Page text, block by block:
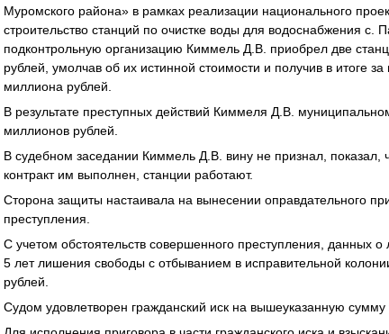
Муромского района» в рамках реализации национального
строительство станций по очистке воды для водоснабжения
подконтрольную организацию Киммель Д.В. приобрел две
рублей, умолчав об их истинной стоимости и получив в итоге
миллиона рублей.
В результате преступных действий Киммеля Д.В.
миллионов рублей.
В судебном заседании Киммель Д.В. вину не признал,
контракт им выполнен, станции работают.
Сторона защиты настаивала на вынесении оправдательного
преступления.
С учетом обстоятельств совершенного преступления, данных
5 лет лишения свободы с отбыванием в исправительной
рублей.
Судом удовлетворен гражданский иск на вышеуказанную сумму